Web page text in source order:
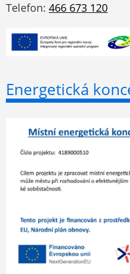
Telefon: 466 673 120
Energetická